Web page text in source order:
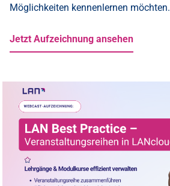
Möglichkeiten kennenlernen möchten.
Jetzt Aufzeichnung ansehen